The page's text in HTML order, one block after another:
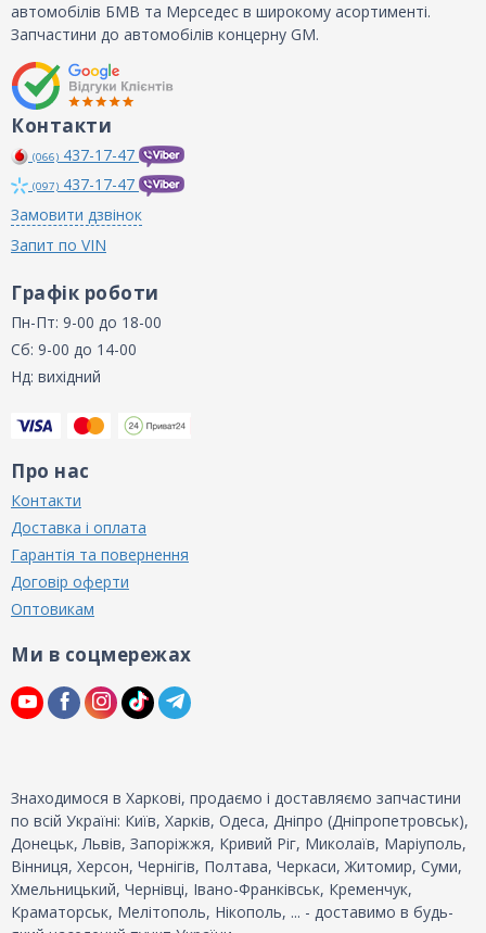
автомобілів БМВ та Мерседес в широкому асортименті.
Запчастини до автомобілів концерну GM.
Контакти
(066) 437-17-47
(097) 437-17-47
Замовити дзвінок
Запит по VIN
Графік роботи
Пн-Пт: 9-00 до 18-00
Сб: 9-00 до 14-00
Нд: вихідний
Про нас
Контакти
Доставка і оплата
Гарантія та повернення
Договір оферти
Оптовикам
Ми в соцмережах
Знаходимося в Харкові, продаємо і доставляємо запчастини
по всій Україні: Київ, Харків, Одеса, Дніпро (Дніпропетровськ),
Донецьк, Львів, Запоріжжя, Кривий Ріг, Миколаїв, Маріуполь,
Вінниця, Херсон, Чернігів, Полтава, Черкаси, Житомир, Суми,
Хмельницький, Чернівці, Івано-Франківськ, Кременчук,
Краматорськ, Мелітополь, Нікополь, ... - доставимо в будь-